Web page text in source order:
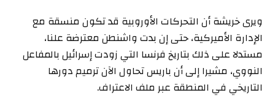
ويرى خريشة أن التحركات الأوروبية قد تكون منسقة مع
الإدارة الأميركية، حتى إن بدت واشنطن معترضة علنا،
مستدلا على ذلك بتاريخ فرنسا التي زودت إسرائيل بالمفاعل
النووي، مشيرا إلى أن باريس تحاول الآن ترميم دورها
التاريخي في المنطقة عبر ملف الاعتراف.